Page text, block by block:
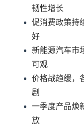
韧性增长
促消费政策持
好
新能源汽车市
可观
价格战趋缓，
剧
一季度产品焕
放